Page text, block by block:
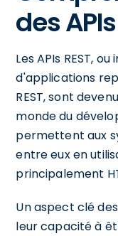
des APIs
Les APIs REST,
d'applications
REST, sont
monde du
permettent aux
entre eux en
principalement
Un aspect clé
leur capacité à